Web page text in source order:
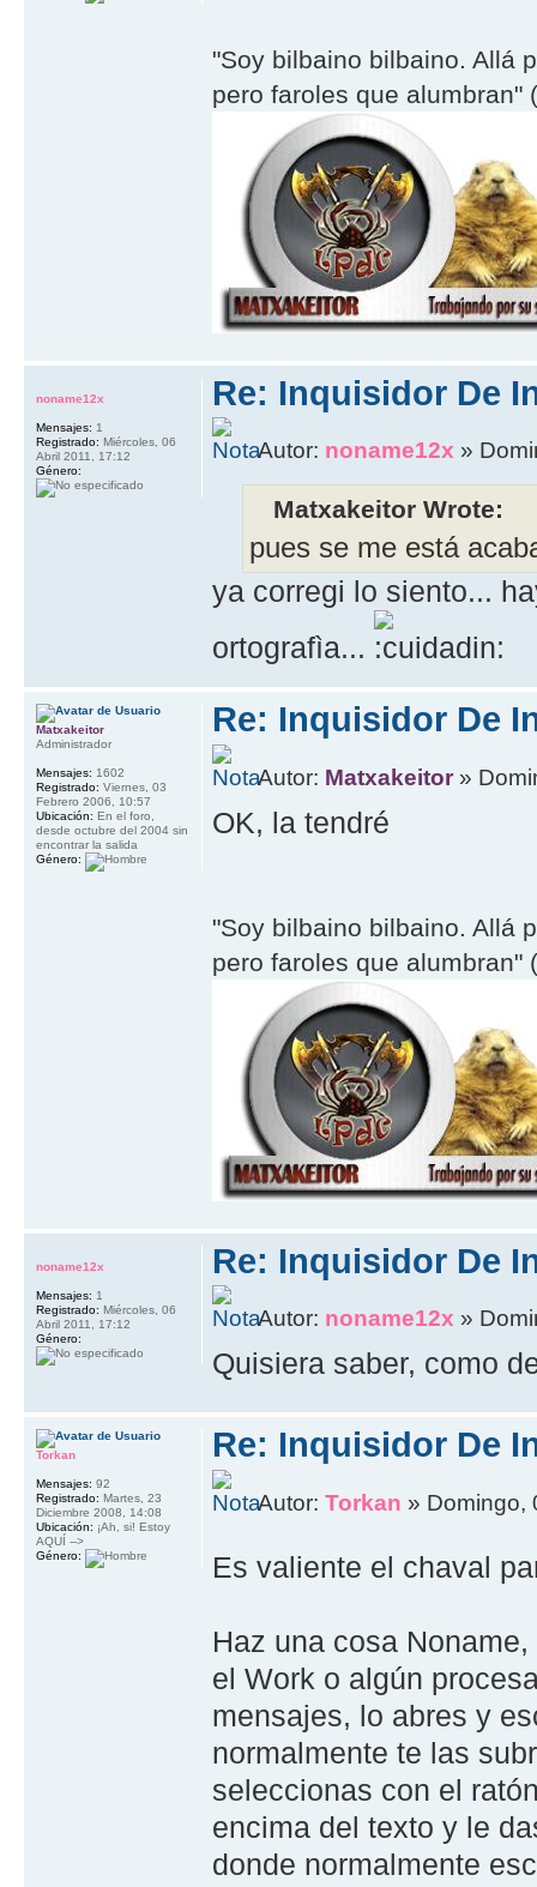
"Soy bilbaino bilbaino. Allá
pero faroles que alumbran"
Re: Inquisidor De
Autor: noname12x »
Matxakeitor Wrote:
pues se me está
ya corregi lo siento...
ortografìa...
noname12x
Mensajes: 1
Registrado: Miércoles, 06
Abril 2011, 17:12
Género:
Re: Inquisidor De
Autor: Matxakeitor »
OK, la tendré
"Soy bilbaino bilbaino. Allá
pero faroles que alumbran"
Matxakeitor
Administrador
Mensajes: 1602
Registrado: Viernes, 03
Febrero 2006, 10:57
Ubicación: En el foro,
desde octubre del 2004 sin
encontrar la salida
Género:
Re: Inquisidor De
Autor: noname12x »
Quisiera saber, como
noname12x
Mensajes: 1
Registrado: Miércoles, 06
Abril 2011, 17:12
Género:
Re: Inquisidor De
Autor:Torkan » Domingo,
Es valiente el chaval
Haz una cosa
el Work o algún
mensajes, lo abres y
normalmente te las
seleccionas con el
encima del texto y le
donde normalmente
Torkan
Mensajes: 92
Registrado: Martes, 23
Diciembre 2008, 14:08
Ubicación: ¡Ah, si! Estoy
AQUÍ -->
Género: